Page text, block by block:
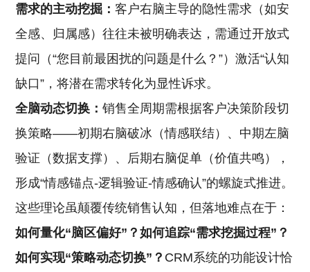
需求的主动挖掘：客户右脑主导的隐性需求（如安
全感、归属感）往往未被明确表达，需通过开放式
提问（“您目前最困扰的问题是什么？”）激活“认知
缺口”，将潜在需求转化为显性诉求。
全脑动态切换：销售全周期需根据客户决策阶段切
换策略——初期右脑破冰（情感联结）、中期左脑
验证（数据支撑）、后期右脑促单（价值共鸣），
形成“情感锚点-逻辑验证-情感确认”的螺旋式推进。
这些理论虽颠覆传统销售认知，但落地难点在于：
如何量化“脑区偏好”？如何追踪“需求挖掘过程”？
如何实现“策略动态切换”？ CRM系统的功能设计恰